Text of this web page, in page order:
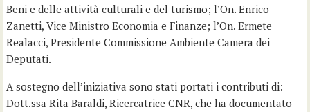
Beni e delle attività culturali e del turismo; l’On. Enrico
Zanetti, Vice Ministro Economia e Finanze; l’On. Ermete
Realacci, Presidente Commissione Ambiente Camera dei
Deputati.
A sostegno dell’iniziativa sono stati portati i contributi di:
Dott.ssa Rita Baraldi, Ricercatrice CNR, che ha documentato